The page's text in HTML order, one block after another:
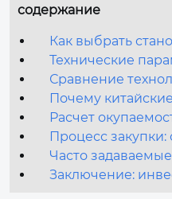
содержание
Как выбрать
Технические
Сравнение
Почему
Расчет
Процесс
Часто
Заключение: